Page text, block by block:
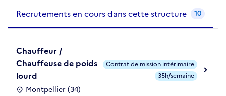
Recrutements en cours dans cette structure 10
Chauffeur /
Chauffeuse de poids
lourd
Montpellier (34)
Contrat de mission intérimaire
35h/semaine